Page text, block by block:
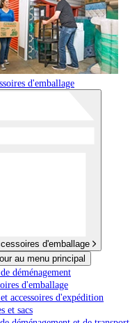
d'emballage
d'emballage
au menu principal
déménagement
d'emballage
accessoires d'expédition
et sacs